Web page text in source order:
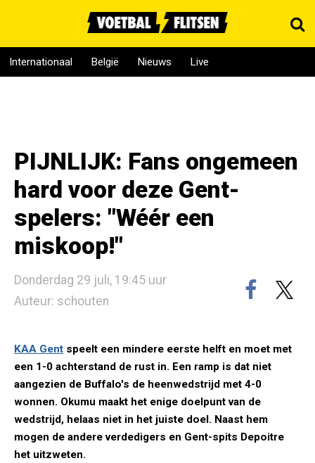
Internationaal België Nieuws Live
PIJNLIJK: Fans ongemeen
hard voor deze Gent-
spelers: "Wéér een
miskoop!"
Donderdag 29 juli, 19:45 uur
Auteur: schouten
KAA Gent speelt een mindere eerste helft en moet met
een 1-0 achterstand de rust in. Een ramp is dat niet
aangezien de Buffalo's de heenwedstrijd met 4-0
wonnen. Okumu maakt het enige doelpunt van de
wedstrijd, helaas niet in het juiste doel. Naast hem
mogen de andere verdedigers en Gent-spits Depoitre
het uitzweten.